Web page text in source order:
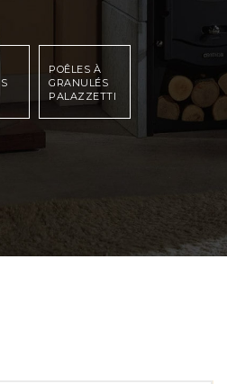
POÊLES À
GRANULÉS
PALAZZETTI